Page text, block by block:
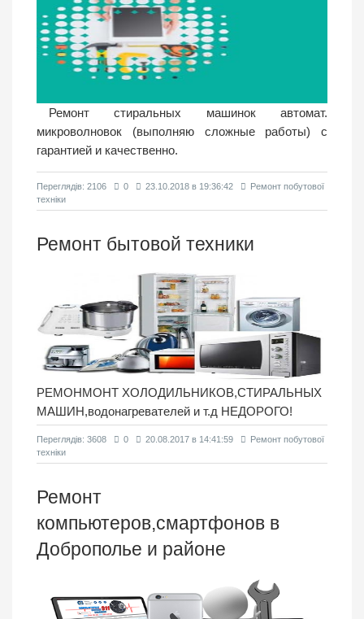
Ремонт стиральных машинок автомат.
микроволновок (выполняю сложные работы) с
гарантией и качественно.
Переглядiв: 2106 0 23.10.2018 в 19:36:42
Ремонт побутової
техніки
Ремонт бытовой техники
РЕМОНМОНТ ХОЛОДИЛЬНИКОВ,СТИРАЛЬНЫХ
МАШИН,водонагревателей и т.д НЕДОРОГО!
Переглядiв: 3608 0 20.08.2017 в 14:41:59
Ремонт побутової
техніки
Ремонт
компьютеров,смартфонов в
Доброполье и районе